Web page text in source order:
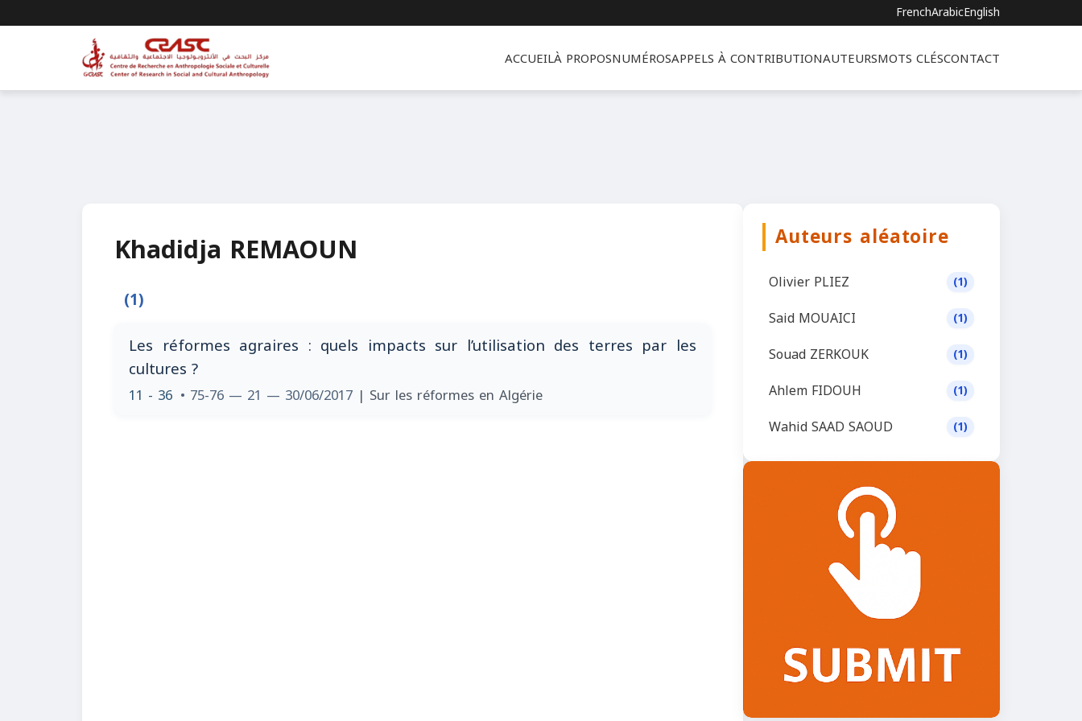
FrenchArabicEnglish
ACCUEILÀ PROPOSNUMÉROSAPPELS À CONTRIBUTIONAUTEURSMOTS CLÉSCONTACT
Khadidja REMAOUN
(1)
Les réformes agraires : quels impacts sur l’utilisation des terres par les
cultures ?
11 - 36 • 75-76 — 21 — 30/06/2017 | Sur les réformes en Algérie
Auteurs aléatoire
Olivier PLIEZ (1)
Said MOUAICI (1)
Souad ZERKOUK (1)
Ahlem FIDOUH (1)
Wahid SAAD SAOUD (1)